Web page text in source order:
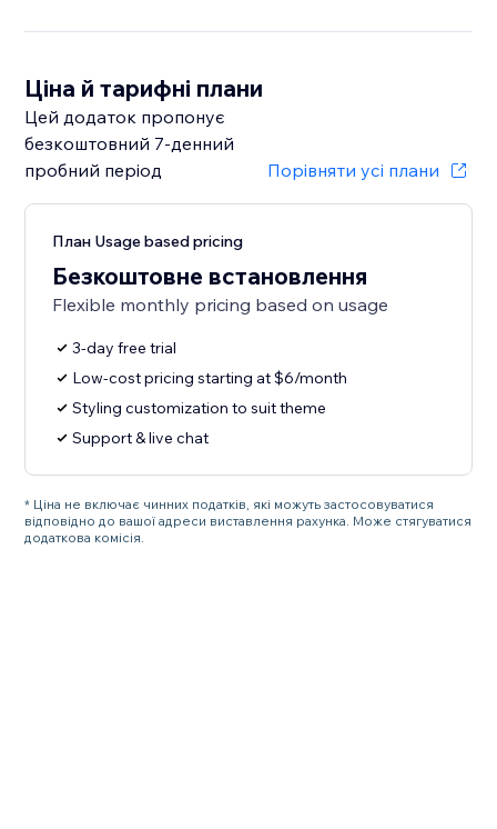
Ціна й тарифні плани
Цей додаток пропонує
безкоштовний 7‑денний
пробний період
Порівняти усі плани
План Usage based pricing
Безкоштовне встановлення
Flexible monthly pricing based on usage
3-day free trial
Low-cost pricing starting at $6/month
Styling customization to suit theme
Support & live chat
* Ціна не включає чинних податків, які можуть застосовуватися
відповідно до вашої адреси виставлення рахунка. Може стягуватися
додаткова комісія.